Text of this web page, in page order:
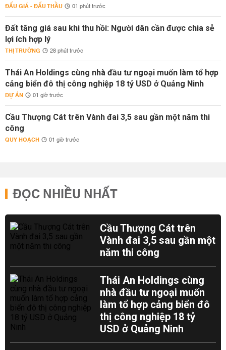
ĐẤU GIÁ - ĐẤU THẦU 01 phút trước
Đất tăng giá sau khi thu hồi: Người dân cần được chia sẻ
lợi ích hợp lý
THỊ TRƯỜNG 28 phút trước
Thái An Holdings cùng nhà đầu tư ngoại muốn làm tổ hợp
cảng biển đô thị công nghiệp 18 tỷ USD ở Quảng Ninh
DỰ ÁN 01 giờ trước
Cầu Thượng Cát trên Vành đai 3,5 sau gần một năm thi
công
QUY HOẠCH 01 giờ trước
ĐỌC NHIỀU NHẤT
Cầu Thượng Cát trên
Vành đai 3,5 sau gần một
năm thi công
Thái An Holdings cùng
nhà đầu tư ngoại muốn
làm tổ hợp cảng biển đô
thị công nghiệp 18 tỷ
USD ở Quảng Ninh